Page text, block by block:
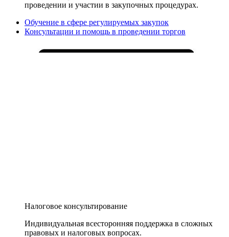
проведении и участии в закупочных процедурах.
Обучение в сфере регулируемых закупок
Консультации и помощь в проведении торгов
Налоговое консультирование
Индивидуальная всесторонняя поддержка в сложных
правовых и налоговых вопросах.